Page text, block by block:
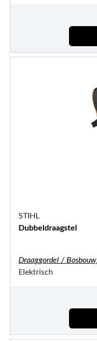
STIHL
Dubbeldraagstel
Draaggordel /
Elektrisch